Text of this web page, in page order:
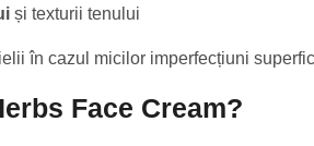
și texturii tenului
în cazul micilor imperfecțiuni
Face Cream?